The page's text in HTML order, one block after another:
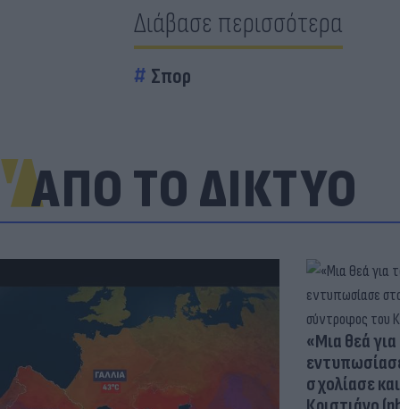
Διάβασε περισσότερα
Σπορ
ΑΠΟ ΤΟ ΔΙΚΤΥΟ
«Μια θεά
σχολίασε